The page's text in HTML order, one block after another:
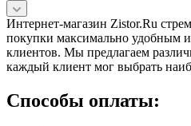
Интернет-магазин Zistor.Ru
покупки максимально удобным
клиентов. Мы предлагаем
каждый клиент мог выбрать
Способы оплаты: